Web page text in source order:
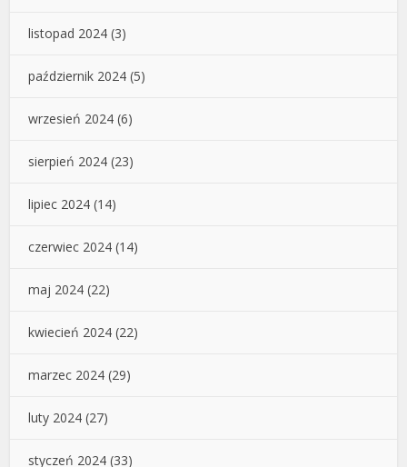
listopad 2024 (3)
październik 2024 (5)
wrzesień 2024 (6)
sierpień 2024 (23)
lipiec 2024 (14)
czerwiec 2024 (14)
maj 2024 (22)
kwiecień 2024 (22)
marzec 2024 (29)
luty 2024 (27)
styczeń 2024 (33)